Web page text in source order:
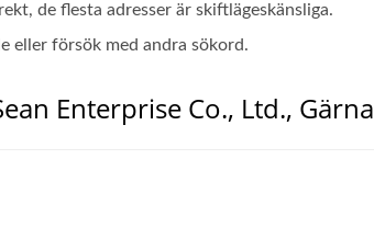
de flesta adresser är skiftlägeskänsliga.
eller försök med andra sökord.
Enterprise Co., Ltd., Gärna